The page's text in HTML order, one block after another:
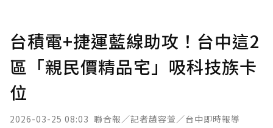
台積電+捷運藍線助攻！台中這2
區「親民價精品宅」吸科技族卡
位
2026-03-25 08:03 聯合報／記者趙容萱／台中即時報導